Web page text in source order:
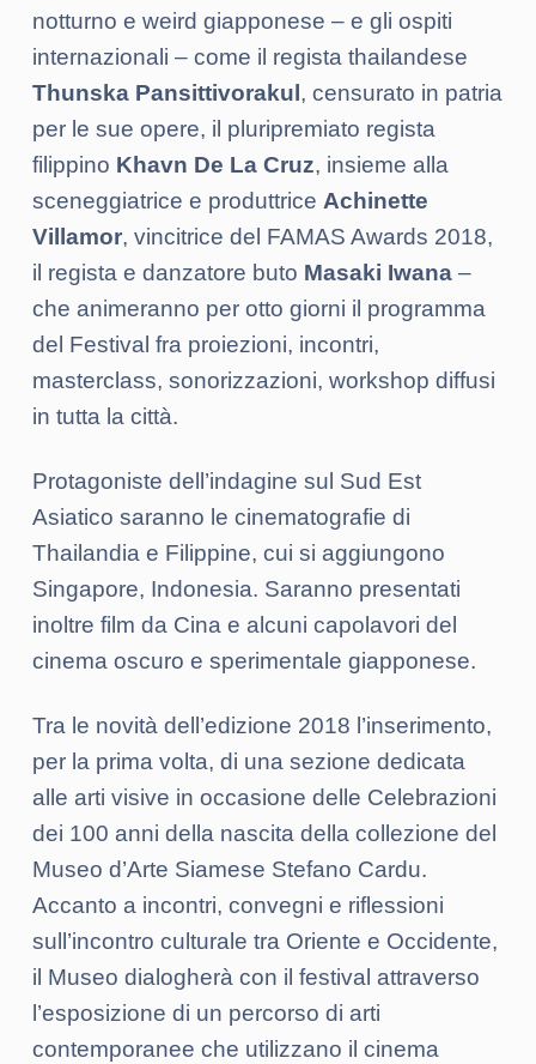
notturno e weird giapponese – e gli ospiti
internazionali – come il regista thailandese
Thunska Pansittivorakul , censurato in patria
per le sue opere, il pluripremiato regista
filippino Khavn De La Cruz, insieme alla
sceneggiatrice e produttrice Achinette
Villamor, vincitrice del FAMAS Awards 2018,
il regista e danzatore buto Masaki Iwana–
che animeranno per otto giorni il programma
del Festival fra proiezioni, incontri,
masterclass, sonorizzazioni, workshop diffusi
in tutta la città.
Protagoniste dell’indagine sul Sud Est
Asiatico saranno le cinematografie di
Thailandia e Filippine, cui si aggiungono
Singapore, Indonesia. Saranno presentati
inoltre film da Cina e alcuni capolavori del
cinema oscuro e sperimentale giapponese.
Tra le novità dell’edizione 2018 l’inserimento,
per la prima volta, di una sezione dedicata
alle arti visive in occasione delle Celebrazioni
dei 100 anni della nascita della collezione del
Museo d’Arte Siamese Stefano Cardu.
Accanto a incontri, convegni e riflessioni
sull’incontro culturale tra Oriente e Occidente,
il Museo dialogherà con il festival attraverso
l’esposizione di un percorso di arti
contemporanee che utilizzano il cinema